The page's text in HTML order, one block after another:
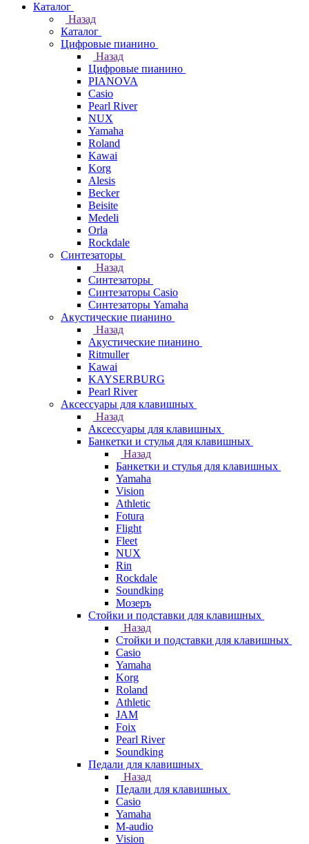
Каталог
Назад
Каталог
Цифровые пианино
Назад
Цифровые пианино
PIANOVA
Casio
Pearl River
NUX
Yamaha
Roland
Kawai
Korg
Alesis
Becker
Beisite
Medeli
Orla
Rockdale
Синтезаторы
Назад
Синтезаторы
Синтезаторы Casio
Синтезаторы Yamaha
Акустические пианино
Назад
Акустические пианино
Ritmuller
Kawai
KAYSERBURG
Pearl River
Аксессуары для клавишных
Назад
Аксессуары для клавишных
Банкетки и стулья для клавишных
Назад
Банкетки и стулья для клавишных
Yamaha
Vision
Athletic
Fotura
Flight
Fleet
NUX
Rin
Rockdale
Soundking
Мозеръ
Стойки и подставки для клавишных
Назад
Стойки и подставки для клавишных
Casio
Yamaha
Korg
Roland
Athletic
JAM
Foix
Pearl River
Soundking
Педали для клавишных
Назад
Педали для клавишных
Casio
Yamaha
M-audio
Vision